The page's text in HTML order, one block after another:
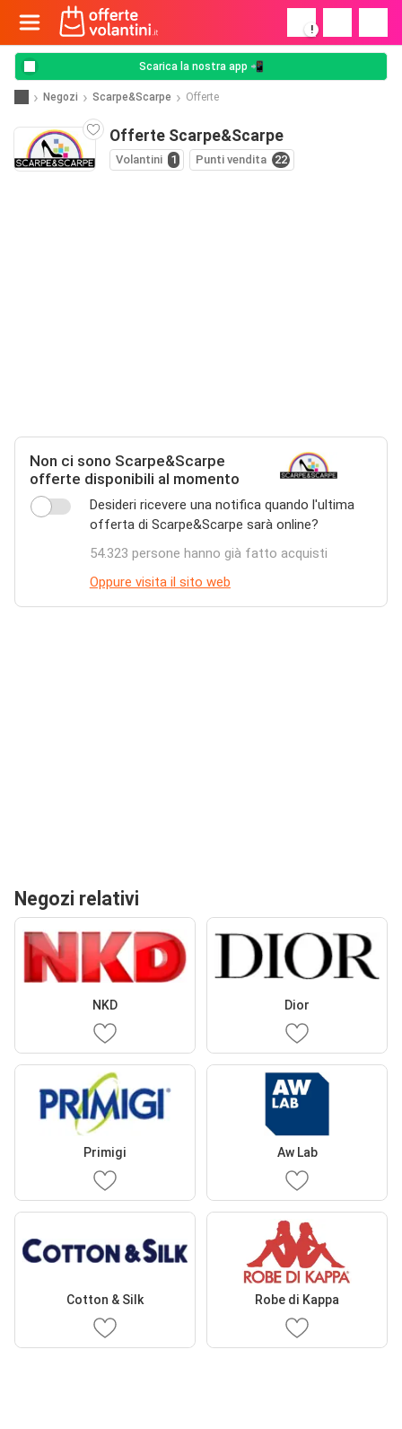
!
Scarica la nostra app 📲
Negozi Scarpe&Scarpe Offerte
Offerte Scarpe&Scarpe
Volantini 1 Punti vendita 22
Non ci sono Scarpe&Scarpe
offerte disponibili al momento
Desideri ricevere una notifica quando l'ultima
offerta di Scarpe&Scarpe sarà online?
54.323 persone hanno già fatto acquisti
Oppure visita il sito web
Negozi relativi
NKD Dior
Primigi Aw Lab
Cotton & Silk Robe di Kappa